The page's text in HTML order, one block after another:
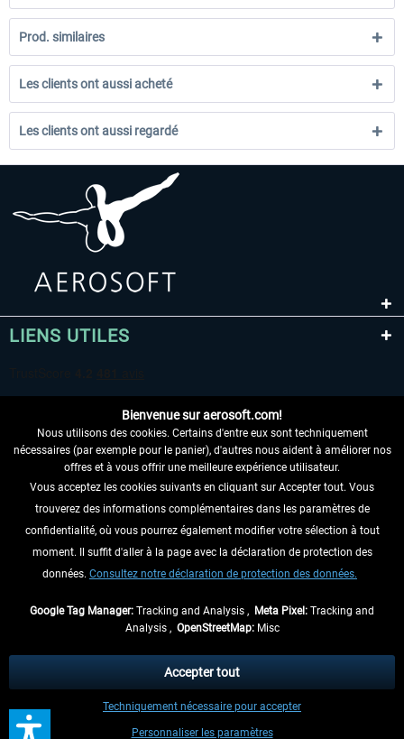
Prod. similaires
Les clients ont aussi acheté
Les clients ont aussi regardé
LIENS UTILES
RENONCER AU CONTRAT ICI
INFORMATIONS
NE MANQUEZ PAS LES DERNIÈRES
échéant, frais de remboursement, si aucune description contraire.
** S'applique aux envois vers l'Allemagne. Pour les autres pays, veuillez
consulter lesinformations d'expédition.
Bienvenue sur aerosoft.com!
Nous utilisons des cookies. Certains d'entre eux sont techniquement
nécessaires (par exemple pour le panier), d'autres nous aident à améliorer nos
offres et à vous offrir une meilleure expérience utilisateur.
Vous acceptez les cookies suivants en cliquant sur Accepter tout. Vous
trouverez des informations complémentaires dans les paramètres de
confidentialité, où vous pourrez également modifier votre sélection à tout
moment. Il suffit d'aller à la page avec la déclaration de protection des
données. Consultez notre déclaration de protection des données.
Google Tag Manager: Tracking and Analysis , Meta Pixel: Tracking and
Analysis , OpenStreetMap:Misc
Personnaliser les paramètres
Techniquement nécessaire pour accepter
Accepter tout